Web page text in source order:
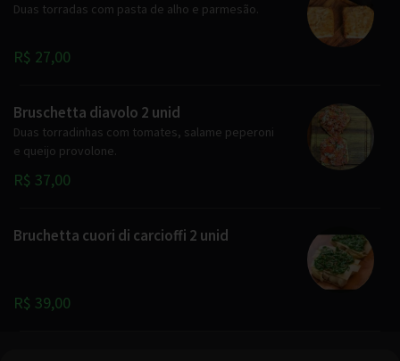
Duas torradas com pasta de alho e parmesão.
R$ 27,00
Bruschetta diavolo 2 unid
Duas torradinhas com tomates, salame peperoni
e queijo provolone.
R$ 37,00
Bruchetta cuori di carcioffi 2 unid
R$ 39,00